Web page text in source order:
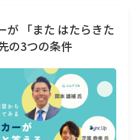
が 「また はたらきた
の3つの条件